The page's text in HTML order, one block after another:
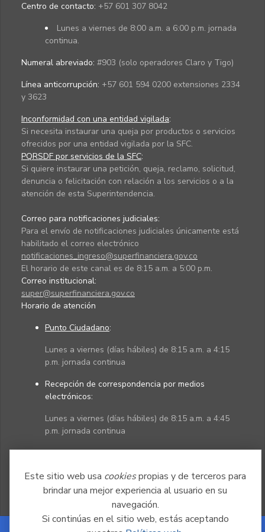
Este sitio web usa cookiespropias y de terceros para
brindar una mejor experiencia al usuario en su
navegación.
Si continúas en el sitio web, estás aceptando
Centro de contacto: +57 601 307 8042
Lunes a viernes de 8:00 a.m. a 6:00 p.m. jornada
continua.
Numeral abreviado: #903 (solo operadores Claro y Tigo)
Línea anticorrupción: +57 601 594 0200 extensiones 2334
y 3623
Inconformidad con una entidad vigilada:
Si necesita instaurar una queja por productos o servicios
ofrecidos por una entidad vigilada por la SFC.
PQRSDF por servicios de la SFC:
Si quiere instaurar una petición, queja, reclamo, solicitud,
denuncia o felicitación con relación a los servicios o a la
atención de esta Superintendencia.
Correo para notificaciones judiciales:
Para el envío de notificaciones judiciales únicamente está
habilitado el correo electrónico
notificaciones_ingreso@superfinanciera.gov.co
El horario de este canal es de 8:15 a.m. a 5:00 p.m.
Correo institucional:
super@superfinanciera.gov.co
Horario de atención
Punto Ciudadano:
Lunes a viernes (días hábiles) de 8:15 a.m. a 4:15
p.m. jornada continua
Recepción de correspondencia por medios
electrónicos:
Lunes a viernes (días hábiles) de 8:15 a.m. a 4:45
p.m. jornada continua